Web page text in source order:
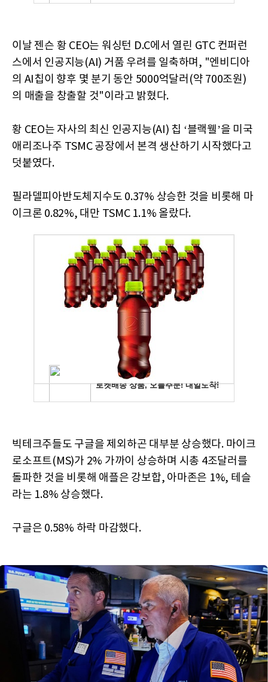
이날 젠슨 황 CEO는 워싱턴 D.C에서 열린 GTC 컨퍼런
스에서 인공지능(AI) 거품 우려를 일축하며, "엔비디아
의 AI칩이 향후 몇 분기 동안 5000억달러(약 700조원)
의 매출을 창출할 것"이라고 밝혔다.
황 CEO는 자사의 최신 인공지능(AI) 칩 ‘블랙웰’을 미국
애리조나주 TSMC 공장에서 본격 생산하기 시작했다고
덧붙였다.
필라델피아반도체지수도 0.37% 상승한 것을 비롯해 마
이크론 0.82%, 대만 TSMC 1.1% 올랐다.
빅테크주들도 구글을 제외하곤 대부분 상승했다. 마이크
로소프트(MS)가 2% 가까이 상승하며 시총 4조달러를
돌파한 것을 비롯해 애플은 강보합, 아마존은 1%, 테슬
라는 1.8% 상승했다.
구글은 0.58% 하락 마감했다.